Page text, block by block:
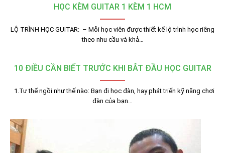
HỌC KÈM GUITAR 1 KÈM 1 HCM
LỘ TRÌNH HỌC GUITAR: – Mỗi học viên được thiết kế lộ trình học riêng
theo nhu cầu và khả…
10 ĐIỀU CẦN BIẾT TRƯỚC KHI BẮT ĐẦU HỌC GUITAR
1.Tư thế ngồi như thế nào: Bạn đi học đàn, hay phát triển kỹ năng chơi
đàn của bạn…